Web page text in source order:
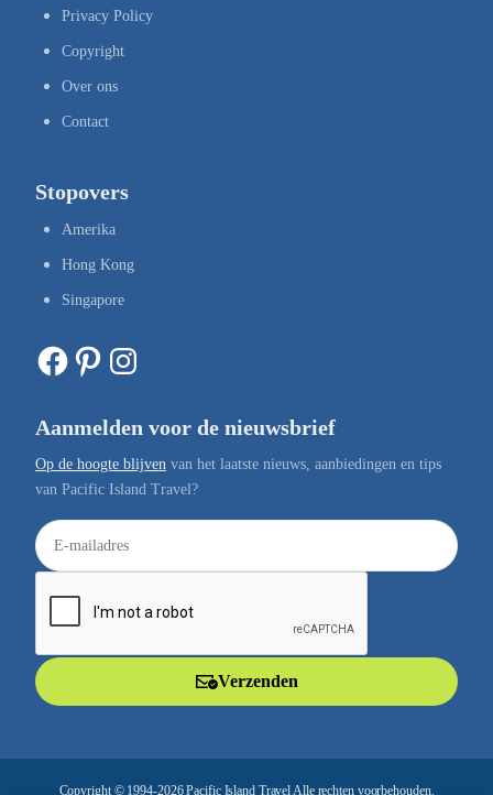
Privacy Policy
Copyright
Over ons
Contact
Stopovers
Amerika
Hong Kong
Singapore
Facebook Pinterest Instagram
Aanmelden voor de nieuwsbrief
Op de hoogte blijven van het laatste nieuws, aanbiedingen en tips
van Pacific Island Travel?
E
-
a
Verzenden
Copyright © 1994-2026 Pacific Island Travel Alle rechten voorbehouden.